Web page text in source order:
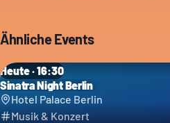
Ähnliche Events
Heute · 16:30
Sinatra Night Berlin
Hotel Palace Berlin
Musik & Konzert